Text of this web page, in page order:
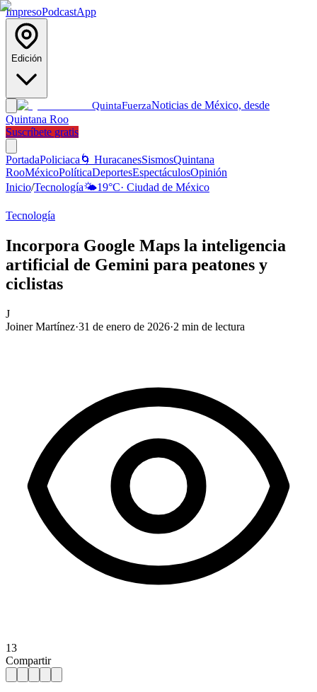
ImpresoPodcastApp
Edición
QuintaFuerzaNoticias de México, desde
Quintana Roo
Suscríbete gratis
PortadaPoliciaca 🌀 HuracanesSismosQuintana
RooMéxicoPolíticaDeportesEspectáculosOpinión
Inicio/Tecnología🌤️19°C· Ciudad de México
Tecnología
Incorpora Google Maps la inteligencia
artificial de Gemini para peatones y
ciclistas
J
Joiner Martínez·31 de enero de 2026·2 min de lectura
13
Compartir